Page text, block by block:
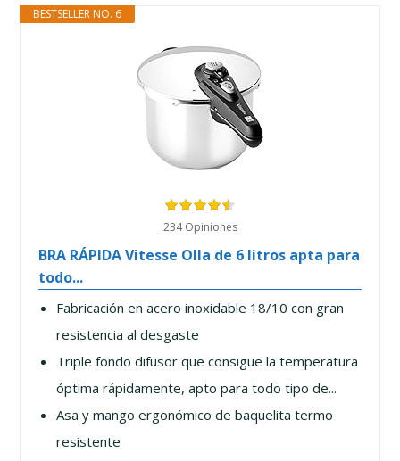
BESTSELLER NO. 6
234 Opiniones
BRA RÁPIDA Vitesse Olla de 6 litros apta para
todo...
Fabricación en acero inoxidable 18/10 con gran
resistencia al desgaste
Triple fondo difusor que consigue la temperatura
óptima rápidamente, apto para todo tipo de...
Asa y mango ergonómico de baquelita termo
resistente